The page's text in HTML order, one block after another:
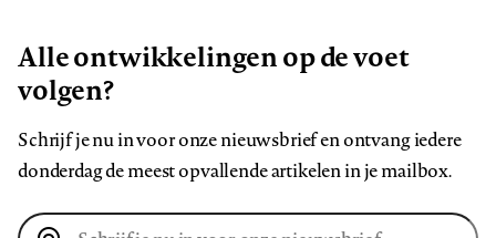
Alle ontwikkelingen op de voet
volgen?
Schrijf je nu in voor onze nieuwsbrief en ontvang iedere
donderdag de meest opvallende artikelen in je mailbox.